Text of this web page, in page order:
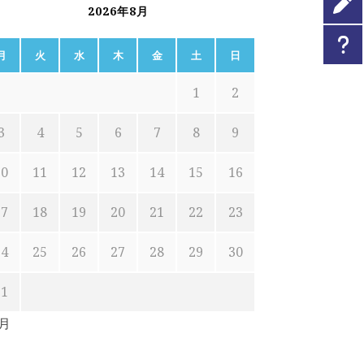
2026年8月
火 水 木 金 土 日
1 2
4 5 6 7 8 9
11 12 13 14 15 16
18 19 20 21 22 23
25 26 27 28 29 30